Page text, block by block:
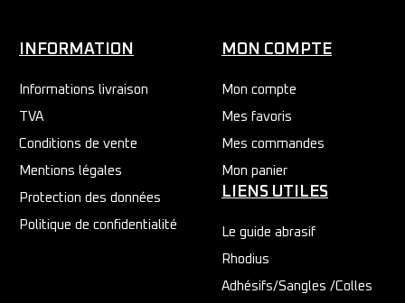
INFORMATION
Informations livraison
TVA
Conditions de vente
Mentions légales
Protection des données
Politique de confidentialité
MON COMPTE
Mon compte
Mes favoris
Mes commandes
Mon panier
LIENS UTILES
Le guide abrasif
Rhodius
Adhésifs/Sangles /Colles